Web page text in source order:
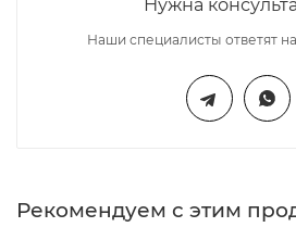
Нужна
Наши специалисты ответят
Рекомендуем с этим